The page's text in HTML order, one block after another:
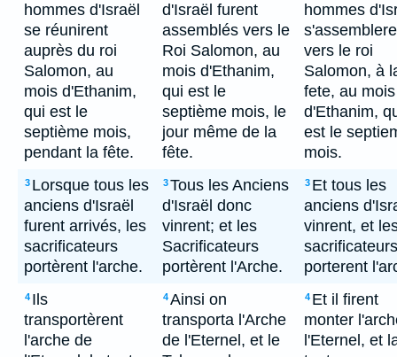
hommes d'Israël
se réunirent
auprès du roi
Salomon, au
mois d'Ethanim,
qui est le
septième mois,
pendant la fête.
d'Israël furent
assemblés vers le
Roi Salomon, au
mois d'Ethanim,
qui est le
septième mois, le
jour même de la
fête.
hommes
vers le roi
Salomon, à
fete, au mois
d'Ethanim,
est le
mois.
3 Lorsque tous les
anciens d'Israël
furent arrivés, les
sacrificateurs
portèrent l'arche.
3Tous les Anciens
d'Israël donc
vinrent; et les
Sacrificateurs
portèrent l'Arche.
3 Et tous les
anciens
vinrent, et
sacrificateurs
porterent
4 Ils
transportèrent
l'arche de
4Ainsi on
transporta l'Arche
de l'Eternel, et le
4 Et il firent
monter
l'Eternel, et